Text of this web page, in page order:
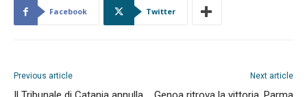
Facebook Twitter
Previous article Next article